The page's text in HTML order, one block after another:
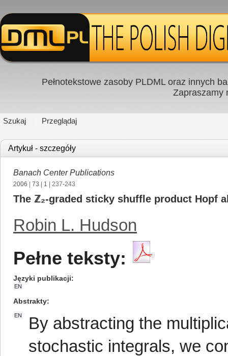
Pełnotekstowe zasoby PLDML oraz innych
Zapraszamy
Szukaj Przeglądaj
Artykuł - szczegóły
Banach Center Publications
2006 73 1 | 237-243
The ℤ₂-graded sticky shuffle product Hopf
Robin L. Hudson
Pełne teksty:
Języki publikacji
EN
Abstrakty
EN
By abstracting the
stochastic integrals, we